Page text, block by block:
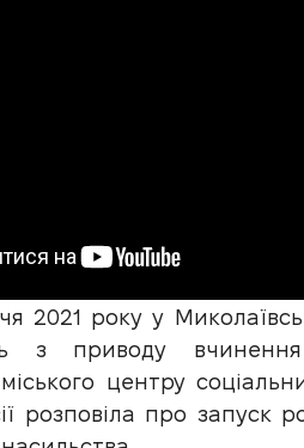
2021 року у
з приводу
центру
розповіла про